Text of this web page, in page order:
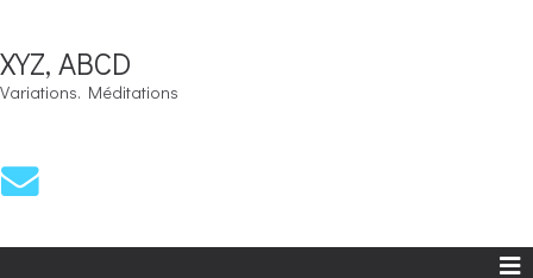
XYZ, ABCD
Variations. Méditations